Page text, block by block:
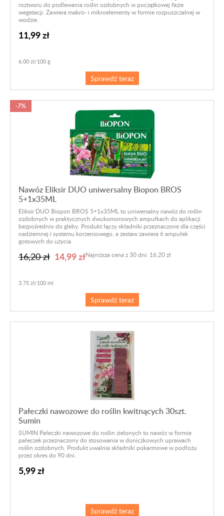
roztworu do podlewania roślin ozdobnych w początkowej fazie
wegetacji. Zawiera makro- i mikroelementy w formie rozpuszczalnej w
wodzie.
11,99 zł
6,00 zł/100 g
Sprawdź teraz
Nawóz Eliksir DUO uniwersalny Biopon BROS
5+1x35ML
-7%
Eliksir DUO Biopon BROS 5+1x35ML to uniwersalny nawóz do roślin
ozdobnych w praktycznych dwukomorowych ampułkach do aplikacji
bezpośrednio do gleby. Produkt łączy składniki przeznaczone dla części
nadziemnej i systemu korzeniowego, a zestaw zawiera 6 ampułek
gotowych do użycia.
16,20 zł 14,99 zł
3,75 zł/100 ml
Najniższa cena z 30 dni: 16,20 zł
Sprawdź teraz
Pałeczki nawozowe do roślin kwitnących 30szt.
Sumin
SUMIN Pałeczki nawozowe do roślin zielonych to nawóz w formie
pałeczek przeznaczony do stosowania w doniczkowych uprawach
roślin ozdobnych. Produkt uwalnia składniki pokarmowe w podłożu
przez okres do 90 dni.
5,99 zł
Sprawdź teraz